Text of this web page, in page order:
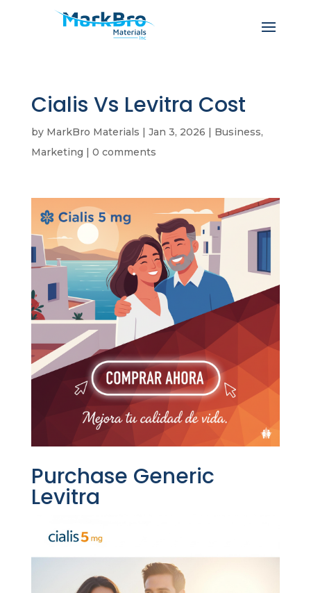
Cialis Vs Levitra Cost
by MarkBro Materials | Jan 3, 2026 | Business,
Marketing | 0 comments
Purchase Generic
Levitra